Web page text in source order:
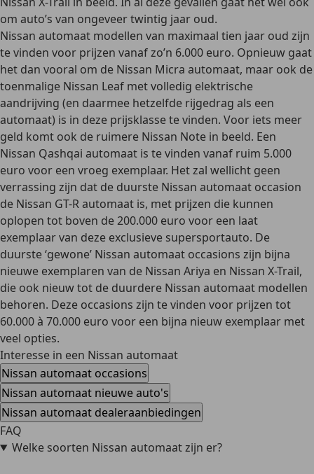
om auto’s van ongeveer twintig jaar oud.
Nissan automaat modellen van maximaal tien jaar oud zijn
te vinden voor prijzen vanaf zo’n 6.000 euro. Opnieuw gaat
het dan vooral om de Nissan Micra automaat, maar ook de
toenmalige Nissan Leaf met volledig elektrische
aandrijving (en daarmee hetzelfde rijgedrag als een
automaat) is in deze prijsklasse te vinden. Voor iets meer
geld komt ook de ruimere Nissan Note in beeld. Een
Nissan Qashqai automaat is te vinden vanaf ruim 5.000
euro voor een vroeg exemplaar. Het zal wellicht geen
verrassing zijn dat de duurste Nissan automaat occasion
de Nissan GT-R automaat is, met prijzen die kunnen
oplopen tot boven de 200.000 euro voor een laat
exemplaar van deze exclusieve supersportauto. De
duurste ‘gewone’ Nissan automaat occasions zijn bijna
nieuwe exemplaren van de Nissan Ariya en Nissan X-Trail,
die ook nieuw tot de duurdere Nissan automaat modellen
behoren. Deze occasions zijn te vinden voor prijzen tot
60.000 à 70.000 euro voor een bijna nieuw exemplaar met
veel opties.
Interesse in een Nissan automaat
Nissan automaat occasions
Nissan automaat nieuwe auto's
Nissan automaat dealeraanbiedingen
FAQ
Welke soorten Nissan automaat zijn er?